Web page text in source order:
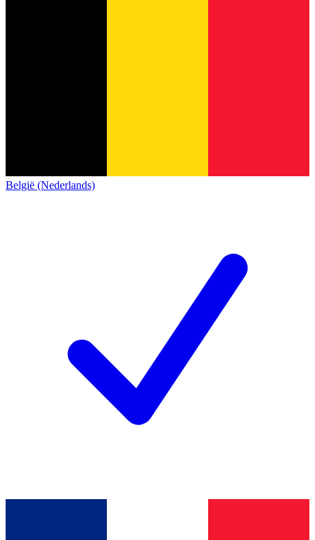
België (Nederlands)